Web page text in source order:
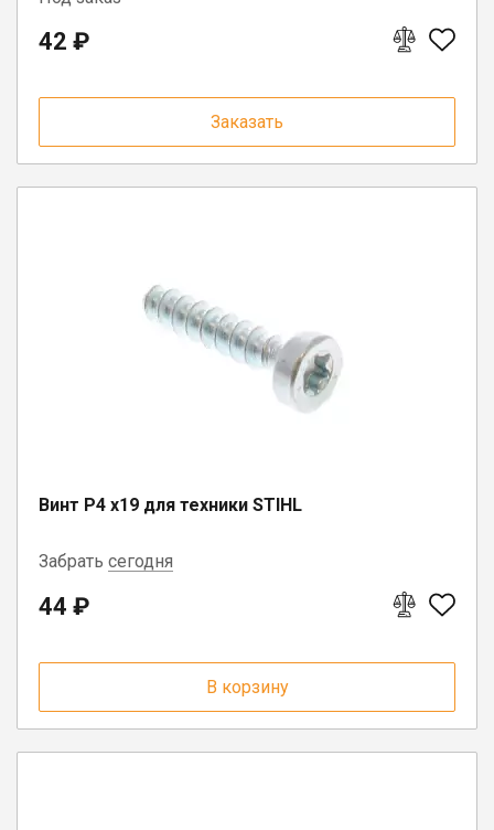
42 ₽
Заказать
Винт Р4 х19 для техники STIHL
Забрать сегодня
г. Вологда, ул. Саммера, д. 23
44 ₽
В корзину